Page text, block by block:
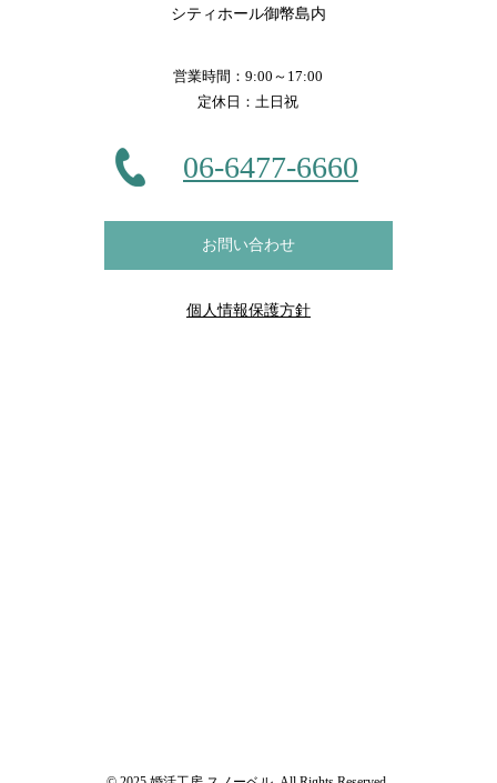
シティホール御幣島内
営業時間：9:00～17:00
定休日：土日祝
06-6477-6660
お問い合わせ
個人情報保護方針